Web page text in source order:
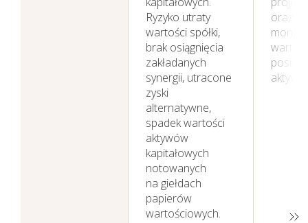
Ryzyko utraty
wartości spółki,
brak osiągnięcia
zakładanych
synergii, utracone
zyski
alternatywne,
spadek wartości
aktywów
kapitałowych
notowanych
na giełdach
papierów
wartościowych.
oraz